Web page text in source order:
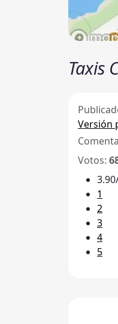
Taxis
Versión
Votos:
1
2
3
4
5